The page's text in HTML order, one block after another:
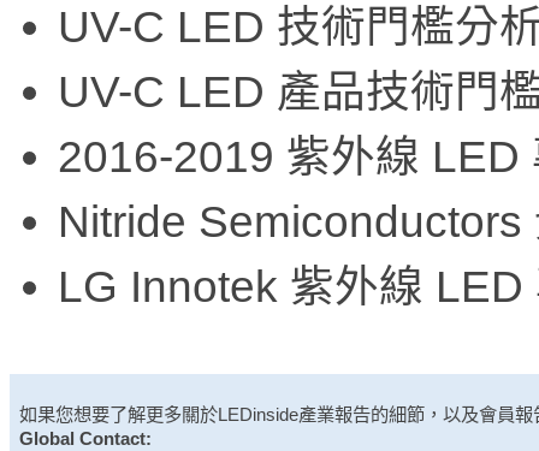
UV-C LED 技術門檻分
UV-C LED 產品技術門
2016-2019 紫外線 LED
Nitride
LG Innotek 紫外線 LED
如果您想要了解更多關於LEDinside產業報告的細節，以及會員
Global Contact: